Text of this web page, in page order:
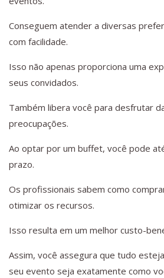
Conseguem atender a diversas
com facilidade.
Isso não apenas proporciona uma
seus convidados.
Também libera você para desfrutar
preocupações.
Ao optar por um buffet, você pode
prazo.
Os profissionais sabem como
otimizar os recursos.
Isso resulta em um melhor custo-
Assim, você assegura que tudo
seu evento seja exatamente como